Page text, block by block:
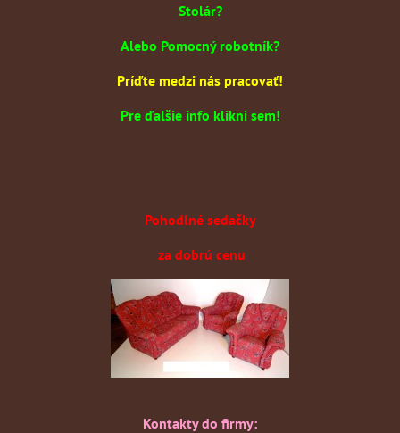
Stolár?
Alebo Pomocný robotník?
Príďte medzi nás pracovať!
Pre ďalšie info klikni sem!
Pohodlné sedačky
za dobrú cenu
Kontakty do firmy: